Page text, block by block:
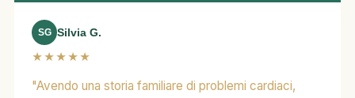
SG Silvia G.
★★★★★
"Avendo una storia familiare di problemi cardiaci,